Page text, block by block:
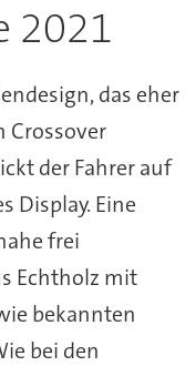
2021
das eher
Crossover
der Fahrer auf
Display. Eine
frei
Echtholz mit
bekannten
bei den